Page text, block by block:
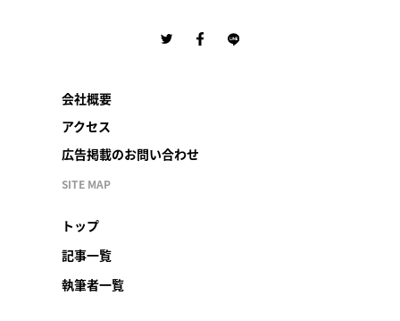
会社概要
アクセス
広告掲載のお問い合わせ
SITE MAP
トップ
記事一覧
執筆者一覧